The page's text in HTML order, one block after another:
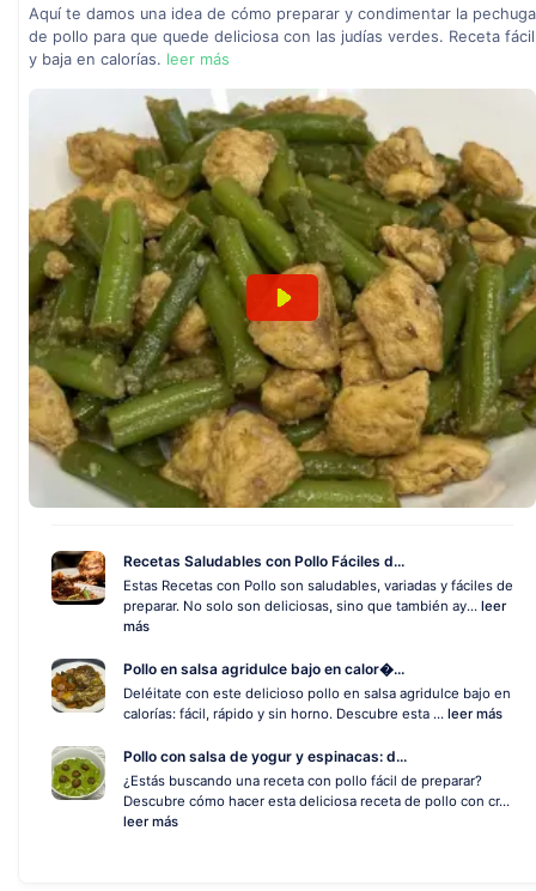
Aquí te damos una idea de cómo preparar y condimentar la pechuga
de pollo para que quede deliciosa con las judías verdes. Receta fácil
y baja en calorías. leer más
Recetas Saludables con Pollo Fáciles d...
Estas Recetas con Pollo son saludables, variadas y fáciles de
preparar. No solo son deliciosas, sino que también ay... leer
más
Pollo en salsa agridulce bajo en calor�...
Deléitate con este delicioso pollo en salsa agridulce bajo en
calorías: fácil, rápido y sin horno. Descubre esta ... leer más
Pollo con salsa de yogur y espinacas: d...
¿Estás buscando una receta con pollo fácil de preparar?
Descubre cómo hacer esta deliciosa receta de pollo con cr...
leer más